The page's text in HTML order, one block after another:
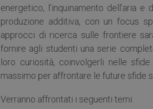
energetico, l’inquinamento dell’aria
produzione additiva, con un focus
approcci di ricerca sulle frontiere
fornire agli studenti una serie
loro curiosità, coinvolgerli nelle
massimo per affrontare le future sfide
Verranno affrontati i seguenti temi: